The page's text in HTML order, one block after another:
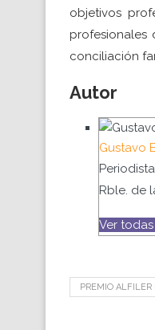
objetivos
profesionales
conciliación
Autor
Gustavo
Periodista
Rble. de
Ver
PREMIO ALFILER